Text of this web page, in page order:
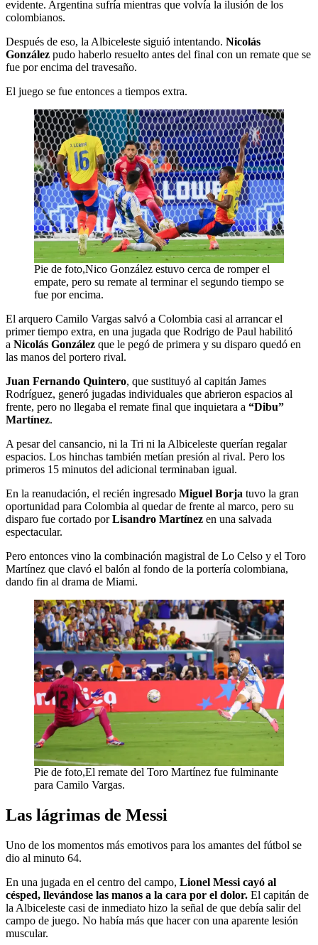
evidente. Argentina sufría mientras que volvía la ilusión de los
colombianos.
Después de eso, la Albiceleste siguió intentando. Nicolás
González pudo haberlo resuelto antes del final con un remate que se
fue por encima del travesaño.
El juego se fue entonces a tiempos extra.
Pie de foto,Nico González estuvo cerca de romper el
empate, pero su remate al terminar el segundo tiempo se
fue por encima.
El arquero Camilo Vargas salvó a Colombia casi al arrancar el
primer tiempo extra, en una jugada que Rodrigo de Paul habilitó
a Nicolás González que le pegó de primera y su disparo quedó en
las manos del portero rival.
Juan Fernando Quintero, que sustituyó al capitán James
Rodríguez, generó jugadas individuales que abrieron espacios al
frente, pero no llegaba el remate final que inquietara a “Dibu”
Martínez.
A pesar del cansancio, ni la Tri ni la Albiceleste querían regalar
espacios. Los hinchas también metían presión al rival. Pero los
primeros 15 minutos del adicional terminaban igual.
En la reanudación, el recién ingresado Miguel Borja tuvo la gran
oportunidad para Colombia al quedar de frente al marco, pero su
disparo fue cortado porLisandro Martínez en una salvada
espectacular.
Pero entonces vino la combinación magistral de Lo Celso y el Toro
Martínez que clavó el balón al fondo de la portería colombiana,
dando fin al drama de Miami.
Pie de foto,El remate del Toro Martínez fue fulminante
para Camilo Vargas.
Las lágrimas de Messi
Uno de los momentos más emotivos para los amantes del fútbol se
dio al minuto 64.
En una jugada en el centro del campo, Lionel Messi cayó al
césped, llevándose las manos a la cara por el dolor. El capitán de
la Albiceleste casi de inmediato hizo la señal de que debía salir del
campo de juego. No había más que hacer con una aparente lesión
muscular.